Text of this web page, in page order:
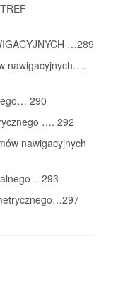
…289
nawigacyjnych….
290
…. 292
nawigacyjnych
.. 293